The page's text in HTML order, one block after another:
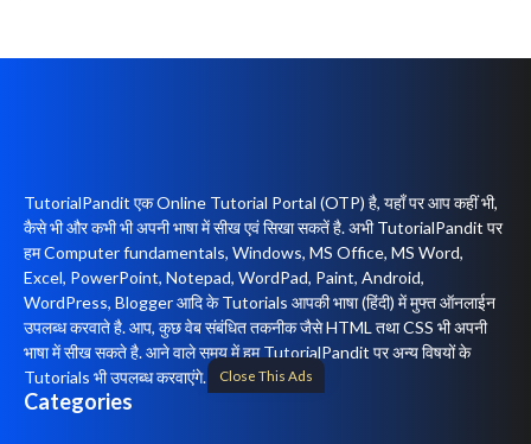
Close This Ads
TutorialPandit एक Online Tutorial Portal (OTP) है, यहाँ पर आप कहीं भी,
कैसे भी और कभी भी अपनी भाषा में सीख एवं सिखा सकतें है. अभी TutorialPandit पर
हम Computer fundamentals, Windows, MS Office, MS Word,
Excel, PowerPoint, Notepad, WordPad, Paint, Android,
WordPress, Blogger आदि के Tutorials आपकी भाषा (हिंदी) में मुफ्त ऑनलाईन
उपलब्ध करवाते है. आप, कुछ वेब संबंधित तकनीक जैसे HTML तथा CSS भी अपनी
भाषा में सीख सकते है. आने वाले समय में हम TutorialPandit पर अन्य विषयों के
Tutorials भी उपलब्ध करवाएंगे.
Categories